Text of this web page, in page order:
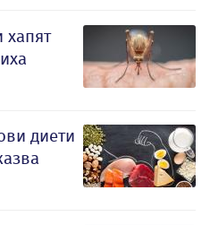
хапят
диети